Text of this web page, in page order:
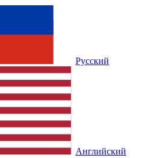
Русский
Английский